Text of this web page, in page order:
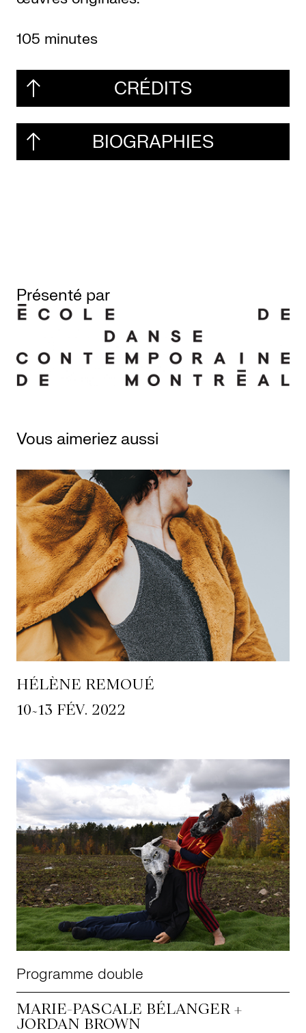
105 minutes
CRÉDITS
BIOGRAPHIES
Présenté par
Vous aimeriez aussi
HÉLÈNE REMOUÉ
10~13 FÉV. 2022
Programme double
MARIE-PASCALE BÉLANGER +
JORDAN BROWN